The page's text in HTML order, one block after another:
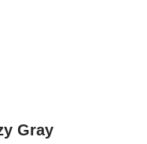
Gray